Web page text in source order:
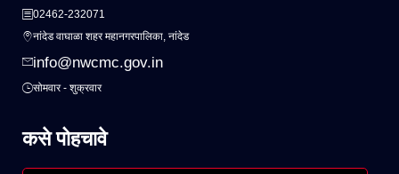
02462-232071
नांदेड वाघाळा शहर महानगरपालिका, नांदेड
info@nwcmc.gov.in
सोमवार - शुक्रवार
कसे पोहचावे